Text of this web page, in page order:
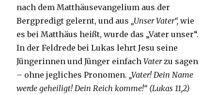
nach dem Matthäusevangelium aus der
Bergpredigt gelernt, und aus „Unser Vater“, wie
es bei Matthäus heißt, wurde das „Vater unser“.
In der Feldrede bei Lukas lehrt Jesu seine
Jüngerinnen und Jünger einfachVaterzu sagen
– ohne jegliches Pronomen. „Vater! Dein Name
werde geheiligt! Dein Reich komme!“ (Lukas 11,2)